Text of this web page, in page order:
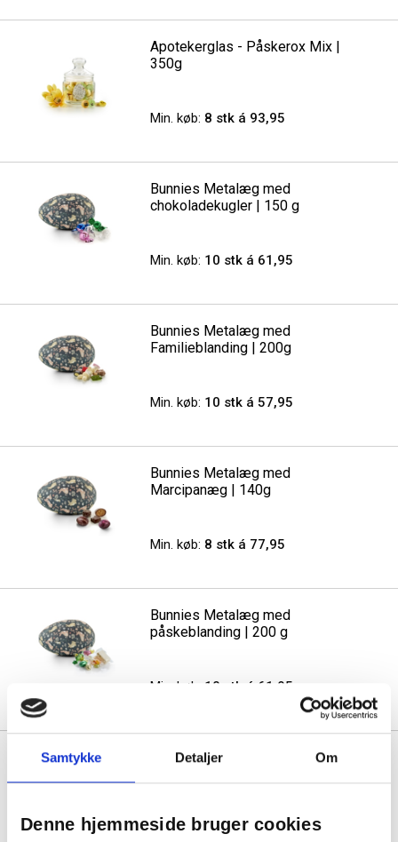
Samtykke Detaljer Om
Denne hjemmeside bruger cookies
Apotekerglas - Påskerox Mix |
350g
Min. køb: 8 stk á 93,95
Bunnies Metalæg med
chokoladekugler | 150 g
Min. køb: 10 stk á 61,95
Bunnies Metalæg med
Familieblanding | 200g
Min. køb: 10 stk á 57,95
Bunnies Metalæg med
Marcipanæg | 140g
Min. køb: 8 stk á 77,95
Bunnies Metalæg med
påskeblanding | 200 g
Min. køb: 10 stk á 61,95
Butterflies & flowers metalæg
Min. køb:10 stk á 61,95